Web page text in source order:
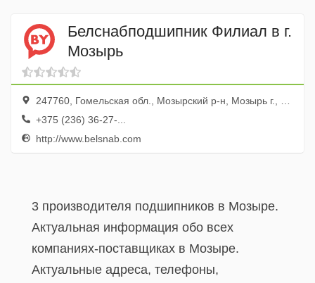
Белснабподшипник Филиал в г.
Мозырь
247760, Гомельская обл., Мозырский р-н, Мозырь г., 1-й Малинина пер., 8
+375 (236) 36-27-...
http://www.belsnab.com
3 производителя подшипников в Мозыре.
Актуальная информация обо всех
компаниях-поставщиках в Мозыре.
Актуальные адреса, телефоны,